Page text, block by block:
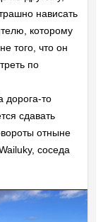
нависать
которому
того, что он
по
дорога-то
сдавать
отныне
соседа